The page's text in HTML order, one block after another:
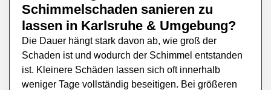
Schimmelschaden sanieren zu
lassen in Karlsruhe & Umgebung?
Die Dauer hängt stark davon ab, wie groß der
Schaden ist und wodurch der Schimmel entstanden
ist. Kleinere Schäden lassen sich oft innerhalb
weniger Tage vollständig beseitigen. Bei größeren